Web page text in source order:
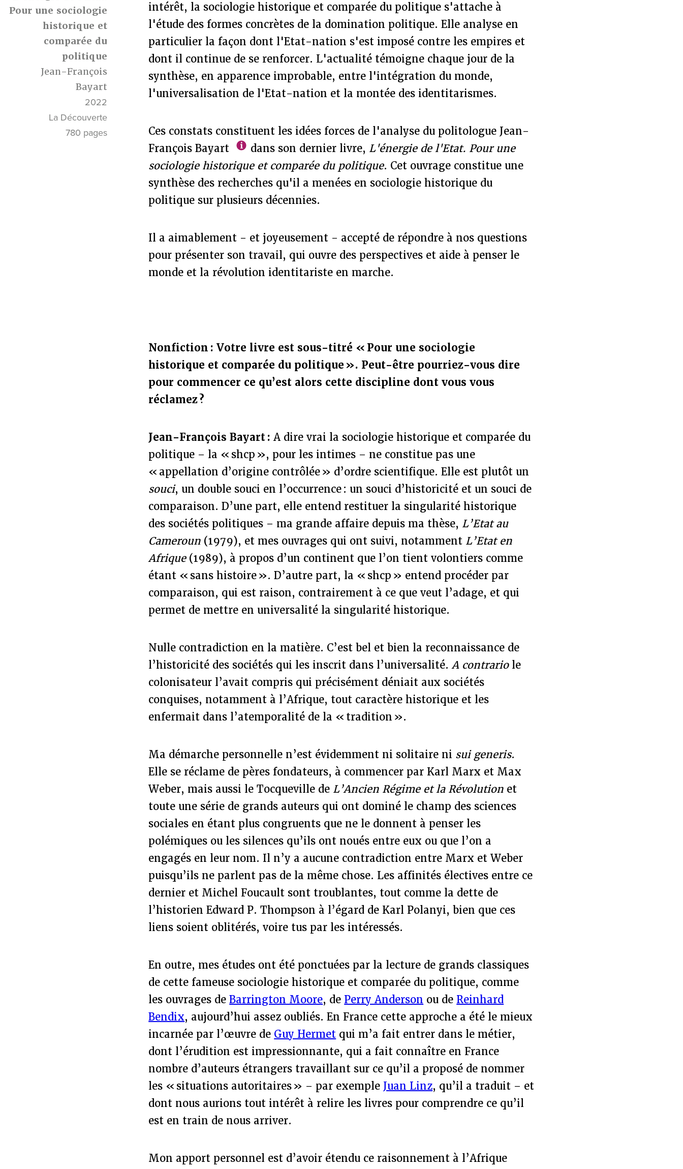
Pour une sociologie
historique et
comparée du
politique
Jean-François
Bayart
2022
La Découverte
780 pages
intérêt, la sociologie historique et comparée du politique s'attache à
l'étude des formes concrètes de la domination politique. Elle analyse en
particulier la façon dont l'Etat-nation s'est imposé contre les empires et
dont il continue de se renforcer. L'actualité témoigne chaque jour de la
synthèse, en apparence improbable, entre l'intégration du monde,
l'universalisation de l'Etat-nation et la montée des identitarismes.
Ces constats constituent les idées forces de l'analyse du politologue Jean-
François Bayart
dans son dernier livre, L'énergie de l'Etat. Pour une
sociologie historique et comparée du politique. Cet ouvrage constitue une
synthèse des recherches qu'il a menées en sociologie historique du
politique sur plusieurs décennies.
Il a aimablement - et joyeusement - accepté de répondre à nos questions
pour présenter son travail, qui ouvre des perspectives et aide à penser le
monde et la révolution identitariste en marche.
Nonfiction : Votre livre est sous-titré « Pour une sociologie
historique et comparée du politique ». Peut-être pourriez-vous dire
pour commencer ce qu’est alors cette discipline dont vous vous
réclamez ?
Jean-François Bayart :A dire vrai la sociologie historique et comparée du
politique – la « shcp », pour les intimes – ne constitue pas une
« appellation d’origine contrôlée » d’ordre scientifique. Elle est plutôt un
souci, un double souci en l’occurrence : un souci d’historicité et un souci de
comparaison. D’une part, elle entend restituer la singularité historique
des sociétés politiques – ma grande affaire depuis ma thèse, L’Etat au
Cameroun (1979), et mes ouvrages qui ont suivi, notamment L’Etat en
Afrique(1989), à propos d’un continent que l’on tient volontiers comme
étant « sans histoire ». D’autre part, la « shcp » entend procéder par
comparaison, qui est raison, contrairement à ce que veut l’adage, et qui
permet de mettre en universalité la singularité historique.
Nulle contradiction en la matière. C’est bel et bien la reconnaissance de
l’historicité des sociétés qui les inscrit dans l’universalité.A contrariole
colonisateur l’avait compris qui précisément déniait aux sociétés
conquises, notamment à l’Afrique, tout caractère historique et les
enfermait dans l’atemporalité de la « tradition ».
Ma démarche personnelle n’est évidemment ni solitaire ni sui generis.
Elle se réclame de pères fondateurs, à commencer par Karl Marx et Max
Weber, mais aussi le Tocqueville de L’Ancien Régime et la Révolution et
toute une série de grands auteurs qui ont dominé le champ des sciences
sociales en étant plus congruents que ne le donnent à penser les
polémiques ou les silences qu’ils ont noués entre eux ou que l’on a
engagés en leur nom. Il n’y a aucune contradiction entre Marx et Weber
puisqu’ils ne parlent pas de la même chose. Les affinités électives entre ce
dernier et Michel Foucault sont troublantes, tout comme la dette de
l’historien Edward P. Thompson à l’égard de Karl Polanyi, bien que ces
liens soient oblitérés, voire tus par les intéressés.
En outre, mes études ont été ponctuées par la lecture de grands classiques
de cette fameuse sociologie historique et comparée du politique, comme
les ouvrages deBarrington Moore, de Perry Anderson ou de Reinhard
Bendix, aujourd’hui assez oubliés. En France cette approche a été le mieux
incarnée par l’œuvre de Guy Hermet qui m’a fait entrer dans le métier,
dont l’érudition est impressionnante, qui a fait connaître en France
nombre d’auteurs étrangers travaillant sur ce qu’il a proposé de nommer
les « situations autoritaires » – par exemple Juan Linz, qu’il a traduit – et
dont nous aurions tout intérêt à relire les livres pour comprendre ce qu’il
est en train de nous arriver.
Mon apport personnel est d’avoir étendu ce raisonnement à l’Afrique